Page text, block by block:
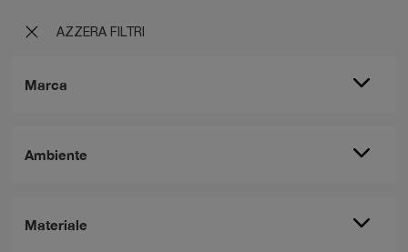
AZZERA FILTRI
Marca
Ambiente
Materiale